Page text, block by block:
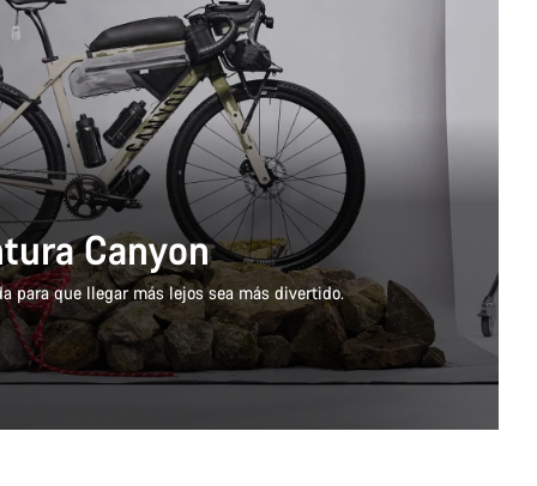
Canyon
para que llegar más lejos sea más divertido.